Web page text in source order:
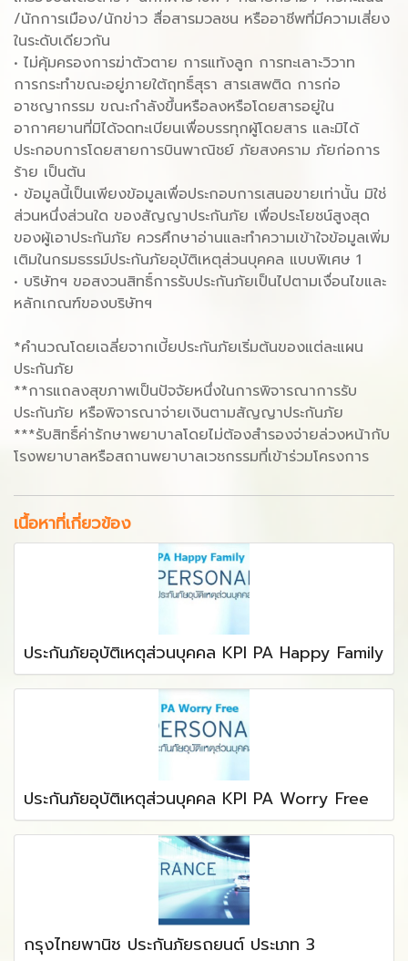
/นักการเมือง/นักข่าว สื่อสารมวลชน หรืออาชีพที่มีความเสี่ยง
ในระดับเดียวกัน
• ไม่คุ้มครองการฆ่าตัวตาย การแท้งลูก การทะเลาะวิวาท
การกระทำขณะอยู่ภายใต้ฤทธิ์สุรา สารเสพติด การก่อ
อาชญากรรม ขณะกำลังขึ้นหรือลงหรือโดยสารอยู่ใน
อากาศยานที่มิได้จดทะเบียนเพื่อบรรทุกผู้โดยสาร และมิได้
ประกอบการโดยสายการบินพาณิชย์ ภัยสงคราม ภัยก่อการ
ร้าย เป็นต้น
• ข้อมูลนี้เป็นเพียงข้อมูลเพื่อประกอบการเสนอขายเท่านั้น มิใช่
ส่วนหนึ่งส่วนใด ของสัญญาประกันภัย เพื่อประโยชน์สูงสุด
ของผู้เอาประกันภัย ควรศึกษาอ่านและทำความเข้าใจข้อมูลเพิ่ม
เติมในกรมธรรม์ประกันภัยอุบัติเหตุส่วนบุคคล แบบพิเศษ 1
• บริษัทฯ ขอสงวนสิทธิ์การรับประกันภัยเป็นไปตามเงื่อนไขและ
หลักเกณฑ์ของบริษัทฯ
*คำนวณโดยเฉลี่ยจากเบี้ยประกันภัยเริ่มต้นของแต่ละแผน
ประกันภัย
**การแถลงสุขภาพเป็นปัจจัยหนึ่งในการพิจารณาการรับ
ประกันภัย หรือพิจารณาจ่ายเงินตามสัญญาประกันภัย
***รับสิทธิ์ค่ารักษาพยาบาลโดยไม่ต้องสำรองจ่ายล่วงหน้ากับ
โรงพยาบาลหรือสถานพยาบาลเวชกรรมที่เข้าร่วมโครงการ
เนื้อหาที่เกี่ยวข้อง
ประกันภัยอุบัติเหตุส่วนบุคคล KPI PA Happy Family
ประกันภัยอุบัติเหตุส่วนบุคคล KPI PA Worry Free
กรุงไทยพานิช ประกันภัยรถยนต์ ประเภท 3